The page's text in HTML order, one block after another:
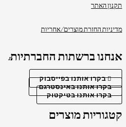
תקנון האתר
מדיניות החזרת מוצרים/אחריות
אנחנו ברשתות החברתיות:
בקרו אותנו בפייסבוק
בקרו אותנו באינסטרגם
בקרו אותנו בטיקטוק
קטגוריות מוצרים